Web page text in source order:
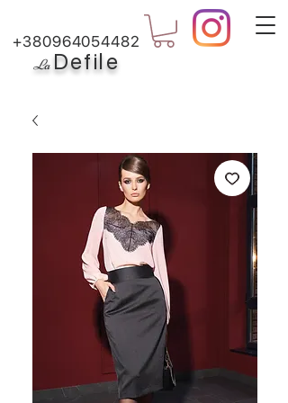
La Defile
+380964054482